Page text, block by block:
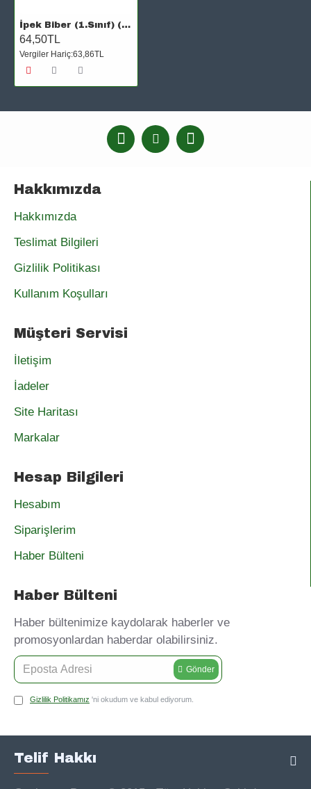
İpek Biber (1.Sınıf) (Az Acı)
64,50TL
Vergiler Hariç:63,86TL
Hakkımızda
Hakkımızda
Teslimat Bilgileri
Gizlilik Politikası
Kullanım Koşulları
Müşteri Servisi
İletişim
İadeler
Site Haritası
Markalar
Hesap Bilgileri
Hesabım
Siparişlerim
Haber Bülteni
Haber Bülteni
Haber bültenimize kaydolarak haberler ve
promosyonlardan haberdar olabilirsiniz.
Gönder
Gizlilik Politikamız 'ni okudum ve kabul ediyorum.
Telif Hakkı